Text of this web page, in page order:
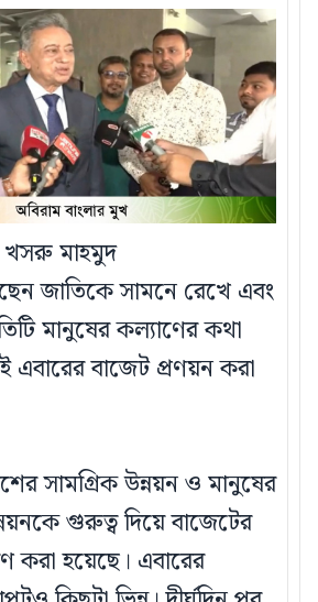
খসরু মাহমুদ
জাতিকে সামনে রেখে এবং
মানুষের কল্যাণের কথা
এবারের বাজেট প্রণয়ন করা
সামগ্রিক উন্নয়ন ও মানুষের
গুরুত্ব দিয়ে বাজেটের
করা হয়েছে। এবারের